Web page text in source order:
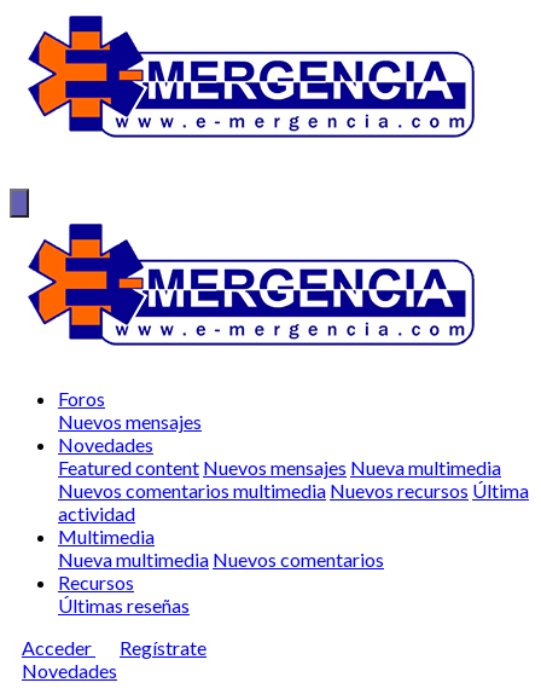
Foros
Nuevos mensajes
Novedades
Featured content Nuevos mensajes Nueva multimedia
Nuevos comentarios multimedia Nuevos recursos Última
actividad
Multimedia
Nueva multimedia Nuevos comentarios
Recursos
Últimas reseñas
Acceder
Regístrate
Novedades